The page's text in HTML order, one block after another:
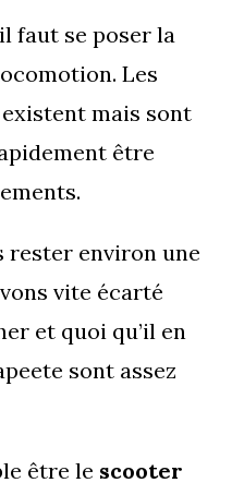
faut se poser la
Les
mais sont
être
rester environ une
vite écarté
et quoi qu’il en
sont assez
être le scooter